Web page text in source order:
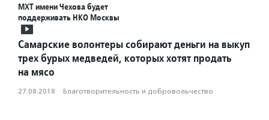
МХТ имени Чехова будет
поддерживать НКО Москвы
Самарские волонтеры собирают деньги на выкуп
трех бурых медведей, которых хотят продать
на мясо
27.08.2018 · Благотвори­тель­ность и доброволь­чест­во